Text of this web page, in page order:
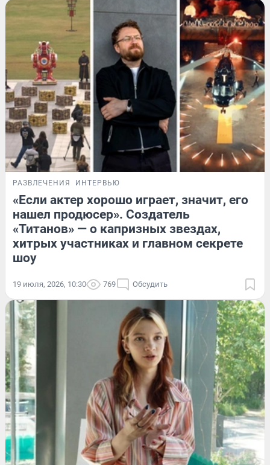
РАЗВЛЕЧЕНИЯ ИНТЕРВЬЮ
«Если актер хорошо играет, значит, его
нашел продюсер». Создатель
«Титанов» — о капризных звездах,
хитрых участниках и главном секрете
шоу
19 июля, 2026, 10:30 769 Обсудить